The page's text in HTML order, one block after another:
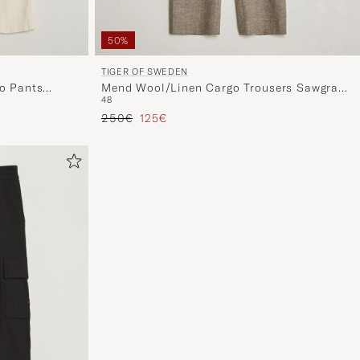
Pants
50%
TIGER OF SWEDEN
Mend Wool/Linen Cargo Trousers Sawgrass
Brown
48
Regulärer Preis
250€ Reduzierter Preis
125€